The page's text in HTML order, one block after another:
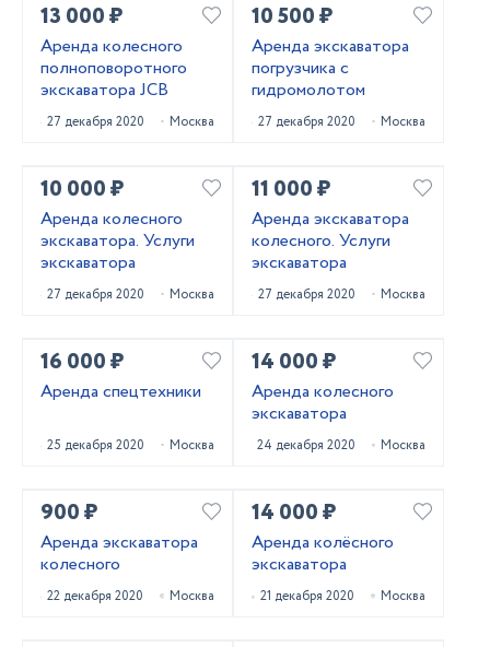
13 000 ₽
Аренда колесного
полноповоротного
экскаватора JCB
27 декабря 2020 Москва
10 500 ₽
Аренда экскаватора
погрузчика с
гидромолотом
27 декабря 2020 Москва
10 000 ₽
Аренда колесного
экскаватора. Услуги
экскаватора
27 декабря 2020 Москва
11 000 ₽
Аренда экскаватора
колесного. Услуги
экскаватора
27 декабря 2020 Москва
16 000 ₽
Аренда спецтехники
25 декабря 2020 Москва
14 000 ₽
Аренда колесного
экскаватора
24 декабря 2020 Москва
900 ₽
Аренда экскаватора
колесного
22 декабря 2020 Москва
14 000 ₽
Аренда колёсного
экскаватора
21 декабря 2020 Москва